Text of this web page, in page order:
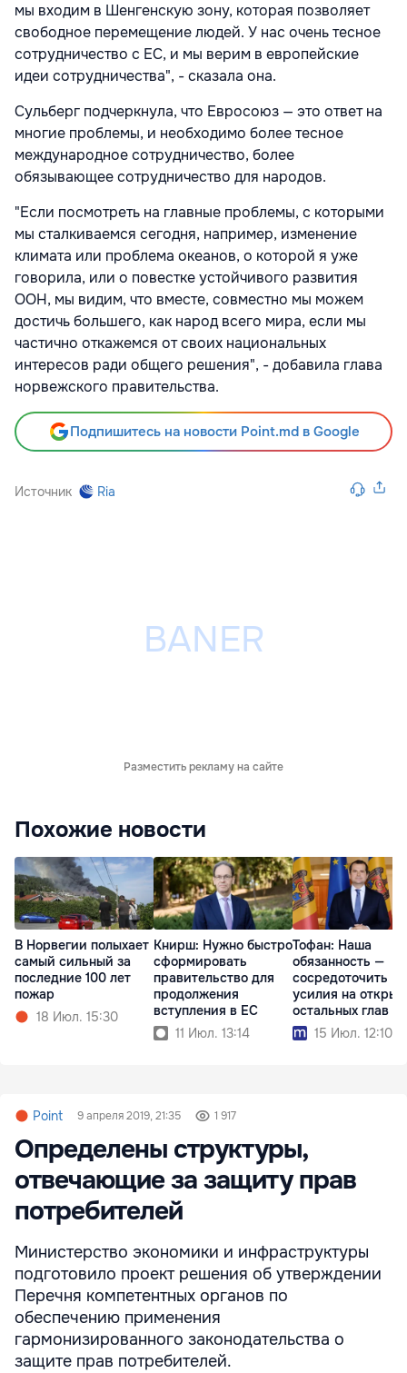
мы входим в Шенгенскую зону, которая позволяет
свободное перемещение людей. У нас очень тесное
сотрудничество с ЕС, и мы верим в европейские
идеи сотрудничества", - сказала она.
Сульберг подчеркнула, что Евросоюз — это ответ на
многие проблемы, и необходимо более тесное
международное сотрудничество, более
обязывающее сотрудничество для народов.
"Если посмотреть на главные проблемы, с которыми
мы сталкиваемся сегодня, например, изменение
климата или проблема океанов, о которой я уже
говорила, или о повестке устойчивого развития
ООН, мы видим, что вместе, совместно мы можем
достичь большего, как народ всего мира, если мы
частично откажемся от своих национальных
интересов ради общего решения", - добавила глава
норвежского правительства.
Подпишитесь на новости Point.md в Google
Источник Ria
Разместить рекламу на сайте
Похожие новости
В Норвегии полыхает
самый сильный за
последние 100 лет
пожар
18 Июл. 15:30
Книрш: Нужно быстро
сформировать
правительство для
продолжения
вступления в ЕС
11 Июл. 13:14
Тофан: Наша
обязанность —
сосредоточить
усилия на
остальных глав
15 Июл. 12:10
Point 9 апреля 2019, 21:35 1 917
Определены структуры,
отвечающие за защиту прав
потребителей
Министерство экономики и инфраструктуры
подготовило проект решения об утверждении
Перечня компетентных органов по
обеспечению применения
гармонизированного законодательства о
защите прав потребителей.